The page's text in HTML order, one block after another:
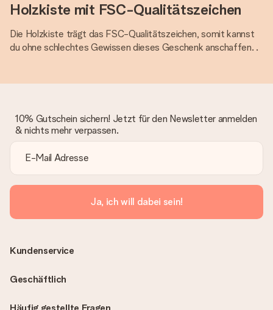
Holzkiste mit FSC-Qualitätszeichen
Die Holzkiste trägt das FSC-Qualitätszeichen, somit kannst
du ohne schlechtes Gewissen dieses Geschenk anschaffen. .
10% Gutschein sichern! Jetzt für den Newsletter anmelden
& nichts mehr verpassen.
Ja, ich will dabei sein!
Kundenservice
Geschäftlich